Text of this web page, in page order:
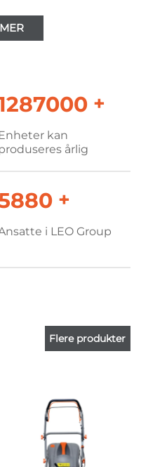
+
Enheter kan
årlig
+
i LEO Group
Flere produkter